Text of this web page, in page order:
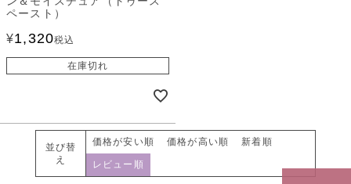
ペースト）
¥1,320税込
在庫切れ
並び替
え
価格が安い順 価格が高い順 新着順
レビュー順